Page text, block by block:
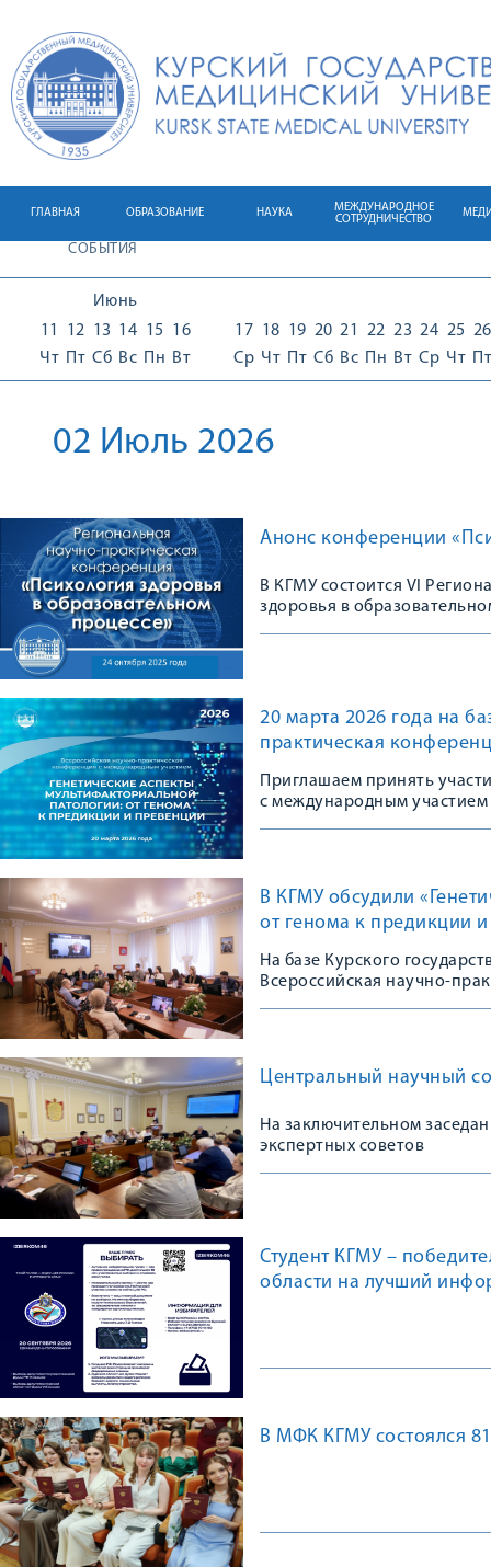
ГЛАВНАЯ ОБРАЗОВАНИЕ НАУКА
МЕЖДУНАРОДНОЕ
СОТРУДНИЧЕСТВО
СОБЫТИЯ
Июнь
11
Чт
12
Пт
13
Сб
14
Вс
15
Пн
16
Вт
17
Ср
18
Чт
19
Пт
20
Сб
21
Вс
22
Пн
23
Вт
24
Ср
25
Чт
26
Пт
02 Июль 2026
Анонс конференции
В КГМУ состоится VI
здоровья в
20 марта 2026 года на
практическая
Приглашаем принять
с международным участием
В КГМУ обсудили
от генома к предикции
На базе Курского
Всероссийская научно-
Центральный научный
На заключительном
экспертных советов
Студент КГМУ –
области на лучший
В МФК КГМУ состоялся